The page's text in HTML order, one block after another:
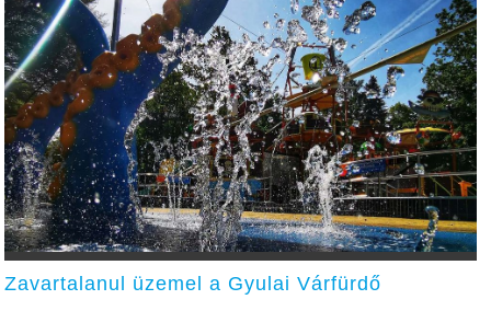
Zavartalanul üzemel a Gyulai Várfürdő